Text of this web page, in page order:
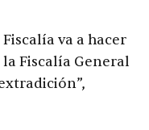
va a hacer
Fiscalía General